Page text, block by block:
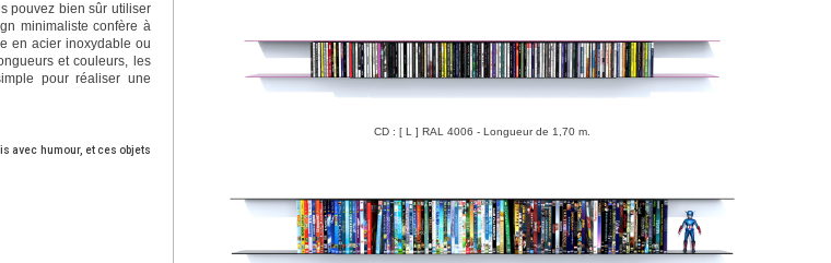
pouvez bien sûr utiliser
minimaliste confère à
en acier inoxydable ou
et couleurs, les
pour réaliser une
avec humour, et ces objets
CD : [ L ] RAL 4006 - Longueur de 1,70 m.